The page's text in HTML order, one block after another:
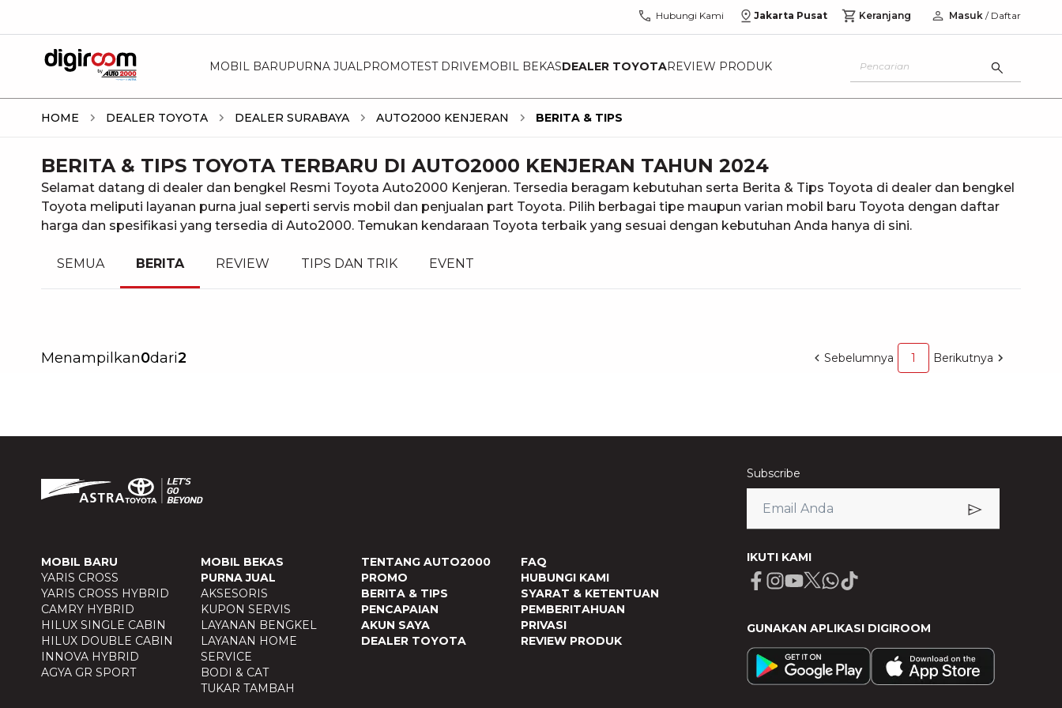
Hubungi Kami Jakarta Pusat Keranjang Masuk / Daftar
MOBIL BARUPURNA JUAL PROMOTEST DRIVEMOBIL BEKASDEALER TOYOTAREVIEW PRODUK
HOME DEALER TOYOTA DEALER SURABAYA AUTO2000 KENJERAN BERITA & TIPS
BERITA & TIPS TOYOTA TERBARU DI AUTO2000 KENJERAN TAHUN 2024
Selamat datang di dealer dan bengkel Resmi Toyota Auto2000 Kenjeran. Tersedia beragam kebutuhan serta Berita & Tips Toyota di dealer dan bengkel
Toyota meliputi layanan purna jual seperti servis mobil dan penjualan part Toyota. Pilih berbagai tipe maupun varian mobil baru Toyota dengan daftar
harga dan spesifikasi yang tersedia di Auto2000. Temukan kendaraan Toyota terbaik yang sesuai dengan kebutuhan Anda hanya di sini.
SEMUA BERITA REVIEW TIPS DAN TRIK EVENT
Menampilkan0dari2 Sebelumnya 1 Berikutnya
MOBIL BARU
YARIS CROSS
YARIS CROSS HYBRID
CAMRY HYBRID
HILUX SINGLE CABIN
HILUX DOUBLE CABIN
INNOVA HYBRID
AGYA GR SPORT
MOBIL BEKAS
PURNA JUAL
AKSESORIS
KUPON SERVIS
LAYANAN BENGKEL
LAYANAN HOME
SERVICE
BODI & CAT
TUKAR TAMBAH
TENTANG AUTO2000
PROMO
BERITA & TIPS
PENCAPAIAN
AKUN SAYA
DEALER TOYOTA
FAQ
HUBUNGI KAMI
SYARAT & KETENTUAN
PEMBERITAHUAN
PRIVASI
REVIEW PRODUK
Subscribe
IKUTI KAMI
Facebook
Instagram
Youtube
X Whatsapp
Tiktok
GUNAKAN APLIKASI DIGIROOM